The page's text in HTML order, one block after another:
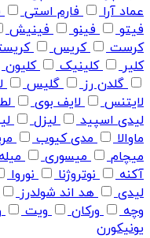
عماد آرا
فارم استی
فیتو
فینو فینیش
کرست
کریس
کلیر
کلینیک کلیون
گلدن رز
گلیس
لایتنس
لایف بوی
لیدی اسپید
لیزل
ماوالا
مدی کیوب
میچام
میسوری
آکنه
نوتروژنا نوروا
لیدی
هد اند شولدرز
وچه
ورکان ویت
یونیکورن